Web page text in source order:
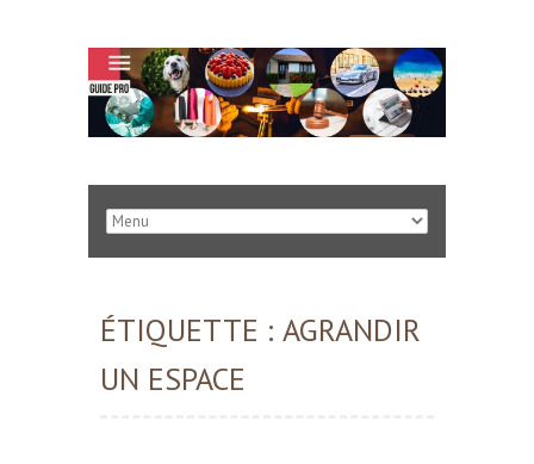
ÉTIQUETTE : AGRANDIR
UN ESPACE